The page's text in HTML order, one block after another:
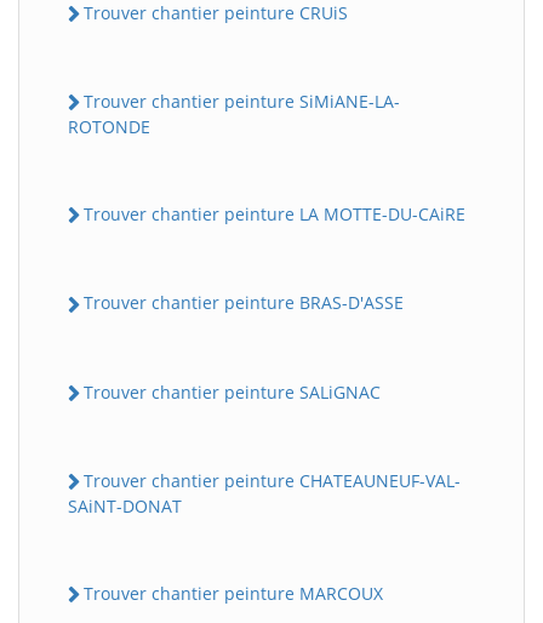
Trouver chantier peinture CRUiS
Trouver chantier peinture SiMiANE-LA-
ROTONDE
Trouver chantier peinture LA MOTTE-DU-CAiRE
Trouver chantier peinture BRAS-D'ASSE
Trouver chantier peinture SALiGNAC
Trouver chantier peinture CHATEAUNEUF-VAL-
SAiNT-DONAT
Trouver chantier peinture MARCOUX